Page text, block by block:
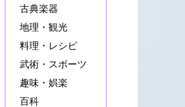
古典楽器
地理・観光
料理・レシピ
武術・スボーツ
趣味・娯楽
百科